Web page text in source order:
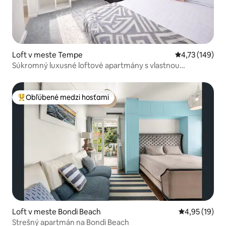
Loft v meste Tempe Priemerné
4,73 (149)
Súkromný luxusné loftové apartmány s vlastnou
Najobľúbenejšie medzi hosťami
Obľúbené medzi hosťami
Loft v meste Bondi Beach Priemerné
4,95 (19)
Strešný apartmán na Bondi Beach